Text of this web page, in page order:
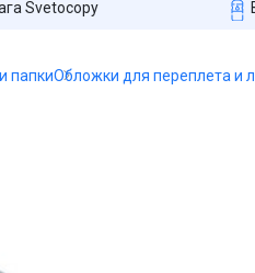
Svetocopy
папкиОбложки для переплета и